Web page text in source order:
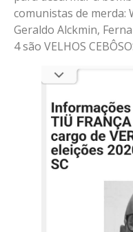
comunistas de merda:
Geraldo Alckmin,
4 são VELHOS